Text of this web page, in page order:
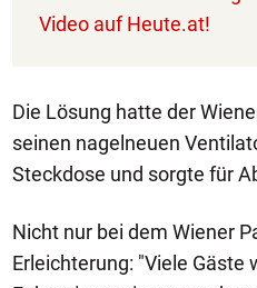
Video auf Heute.at!
Die Lösung hatte der
seinen nagelneuen
Steckdose und sorgte für
Nicht nur bei dem Wiener
Erleichterung: "Viele Gäste